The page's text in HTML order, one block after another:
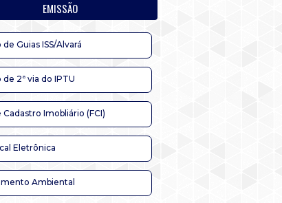
EMISSÃO
de Guias ISS/Alvará
de 2ª via do IPTU
Cadastro Imobliário (FCI)
Eletrônica
Ambiental